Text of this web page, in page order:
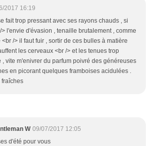
2017 16:19
fait trop pressant avec ses rayons chauds , si
l'envie d'évasion , tenaille brutalement , comme
/> il faut fuir , sortir de ces bulles à matière
les cerveaux <br /> et les tenues trop
, vite m'enivrer du parfum poivré des généreuses
en picorant quelques framboises acidulées .
fraîches
W 09/07/2017 12:05
d'été pour vous